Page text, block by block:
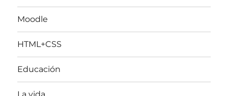
Moodle
HTML+CSS
Educación